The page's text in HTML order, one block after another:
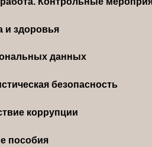
и здоровья
данных
безопасность
коррупции
пособия